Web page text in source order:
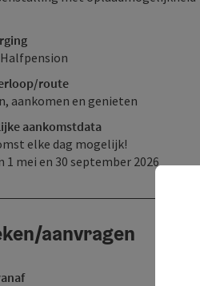
Halfpension
route
aankomen en genieten
aankomstdata
elke dag mogelijk!
1 mei en 30 september 2026
aanvragen